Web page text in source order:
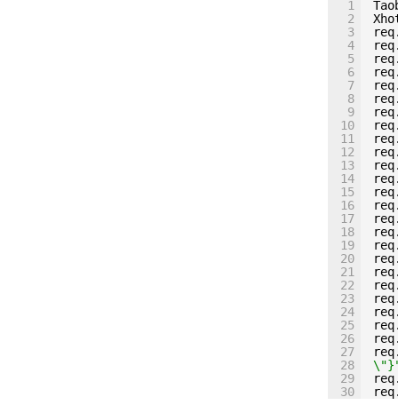
1
2
3
4
5
6
7
8
9
10
11
12
13
14
15
16
17
18
19
20
21
22
23
24
25
26
27
28
29
30